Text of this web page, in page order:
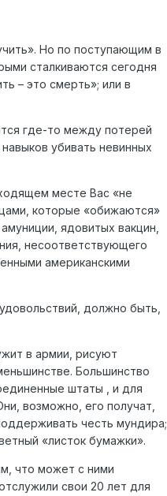
Но по поступающим в
сталкиваются сегодня
– это смерть»; или в
где-то между потерей
убивать невинных
месте Вас «не
которые «обижаются»
ядовитых вакцин,
несоответствующего
американскими
должно быть,
в армии, рисуют
Большинство
штаты , и для
возможно, его получат,
честь мундира;
«листок бумажки».
что может с ними
свои 20 лет для